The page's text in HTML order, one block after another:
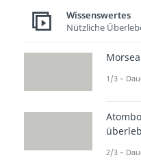
Schau
Städte
dabei
Stadt
Wissenswertes
Nützliche
1/3 –
2/3 –